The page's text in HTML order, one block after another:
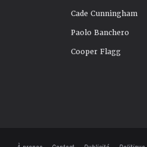
Cade Cunningham
Paolo Banchero
Cooper Flagg